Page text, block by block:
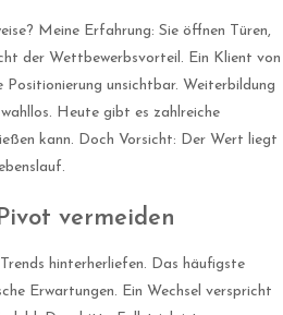
Meine Erfahrung: Sie öffnen Türen,
der Wettbewerbsvorteil. Ein Klient von
Positionierung unsichtbar. Weiterbildung
Heute gibt es zahlreiche
kann. Doch Vorsicht: Der Wert liegt
vermeiden
hinterherliefen. Das häufigste
Erwartungen. Ein Wechsel verspricht